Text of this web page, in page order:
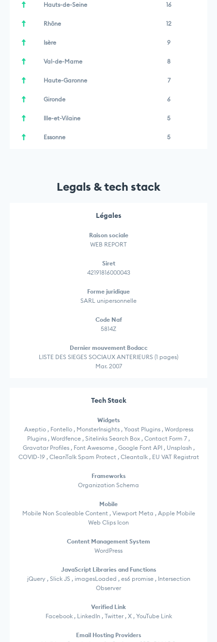
Hauts-de-Seine 16
Rhône 12
Isère 9
Val-de-Marne 8
Haute-Garonne 7
Gironde 6
Ille-et-Vilaine 5
Essonne 5
Legals & tech stack
Légales
Raison sociale
WEB REPORT
Siret
42191816000043
Forme juridique
SARL unipersonnelle
Code Naf
5814Z
Dernier mouvement Bodacc
LISTE DES SIEGES SOCIAUX ANTERIEURS (1 pages)
Mar. 2007
Tech Stack
Widgets
Axeptio , Fontello , MonsterInsights , Yoast Plugins , Wordpress
Plugins , Wordfence , Sitelinks Search Box , Contact Form 7 ,
Gravatar Profiles , Font Awesome , Google Font API , Unsplash ,
COVID-19 , CleanTalk Spam Protect , Cleantalk , EU VAT Registrat
Frameworks
Organization Schema
Mobile
Mobile Non Scaleable Content , Viewport Meta , Apple Mobile
Web Clips Icon
Content Management System
WordPress
JavaScript Libraries and Functions
jQuery , Slick JS , imagesLoaded , es6 promise , Intersection
Observer
Verified Link
Facebook , LinkedIn , Twitter , X , YouTube Link
Email Hosting Providers